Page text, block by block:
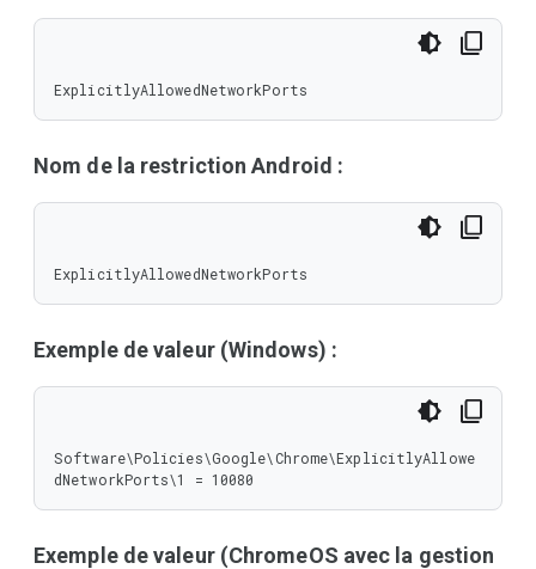
ExplicitlyAllowedNetworkPorts
Nom de la restriction Android :
ExplicitlyAllowedNetworkPorts
Exemple de valeur (Windows) :
Software\Policies\Google\Chrome\ExplicitlyAllowe
dNetworkPorts\1 = 10080
Exemple de valeur (ChromeOS avec la gestion